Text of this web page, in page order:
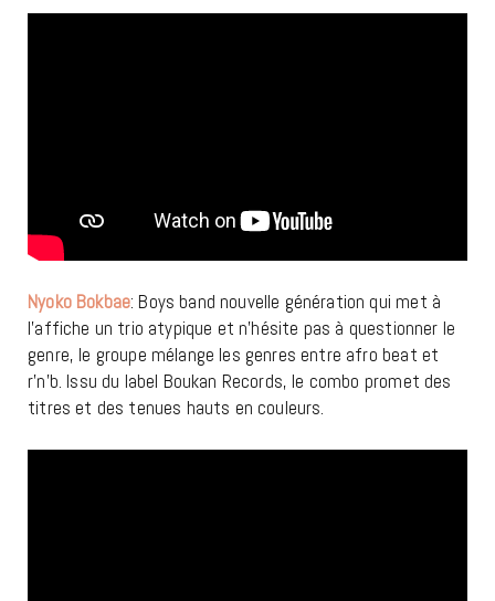
Nyoko Bokbae: Boys band nouvelle génération qui met à
l’affiche un trio atypique et n’hésite pas à questionner le
genre, le groupe mélange les genres entre afro beat et
r’n’b. Issu du label Boukan Records, le combo promet des
titres et des tenues hauts en couleurs.